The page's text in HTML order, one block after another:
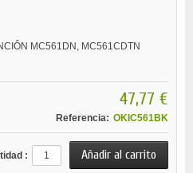
MC561DN, MC561CDTN
47,77 €
Referencia: OKIC561BK
: